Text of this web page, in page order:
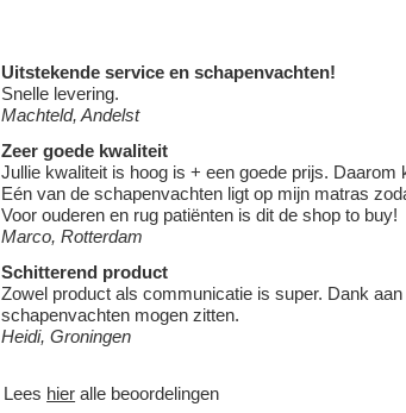
Uitstekende service enschapenvachten!
Snelle levering.
Machteld, Andelst
Zeer goede kwaliteit
Jullie kwaliteit is hoog is + een goede prijs. Daarom
Eén van de schapenvachten ligt op mijn matras
Voor ouderen en rug patiënten is dit de shop to buy!
Marco, Rotterdam
Schitterend product
Zowel product als communicatie is super. Dank
schapenvachten mogen zitten.
Heidi, Groningen
Lees hier alle beoordelingen